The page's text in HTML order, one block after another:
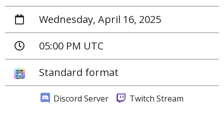
Wednesday, April 16, 2025
05:00 PM UTC
Standard format
Discord Server Twitch Stream